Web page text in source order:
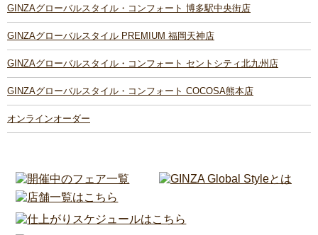
GINZAグローバルスタイル・コンフォート 博多駅中央街店
GINZAグローバルスタイル PREMIUM 福岡天神店
GINZAグローバルスタイル・コンフォート セントシティ北九州店
GINZAグローバルスタイル・コンフォート COCOSA熊本店
オンラインオーダー